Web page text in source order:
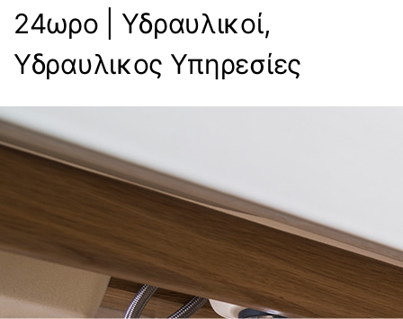
24ωρο | Υδραυλικοί,
Υδραυλικος Υπηρεσίες